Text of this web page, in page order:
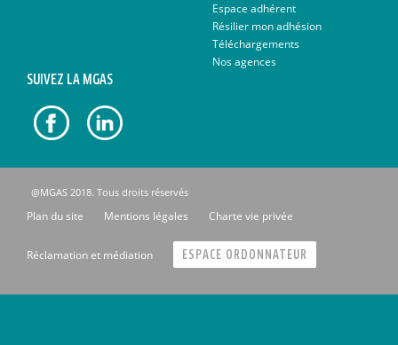
Espace adhérent
Résilier mon adhésion
Téléchargements
Nos agences
SUIVEZ LA MGAS
@MGAS 2018. Tous droits réservés
Plan du site Mentions légales Charte vie privée
Réclamation et médiation ESPACE ORDONNATEUR